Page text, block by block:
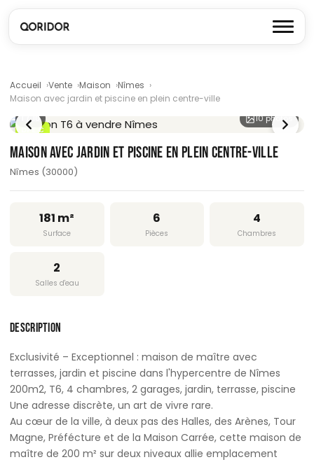
Accueil Vente Maison
Nîmes
Maison avec jardin et piscine en plein centre-ville
DPE C
/ 10 10 photos
MAISON AVEC JARDIN ET PISCINE EN PLEIN CENTRE-VILLE
Nîmes (30000)
181 m²
Surface
6
Pièces
4
Chambres
2
Salles d'eau
DESCRIPTION
Exclusivité – Exceptionnel : maison de maître avec
terrasses, jardin et piscine dans l'hypercentre de Nîmes
200m2, T6, 4 chambres, 2 garages, jardin, terrasse, piscine
Une adresse discrète, un art de vivre rare.
Au cœur de la ville, à deux pas des Halles, des Arènes, Tour
Magne, Préfécture et de la Maison Carrée, cette maison de
maître de 200 m² sur deux niveaux allie emplacement